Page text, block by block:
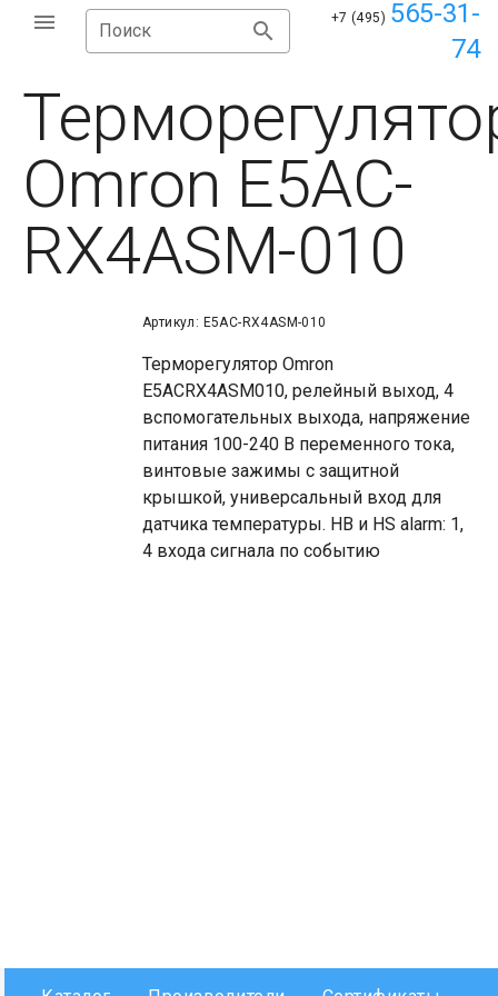
Поиск
+7 (495) 565-31-
74
Omron E5AC-
RX4ASM-010
Артикул: E5AC-RX4ASM-010
Терморегулятор Omron
E5ACRX4ASM010, релейный выход, 4
вспомогательных выхода, напряжение
питания 100-240 В переменного тока,
винтовые зажимы с защитной
крышкой, универсальный вход для
датчика температуры. HB и HS alarm: 1,
4 входа сигнала по событию